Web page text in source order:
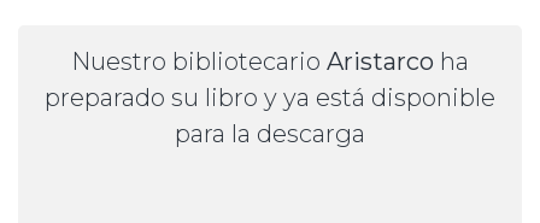
Nuestro bibliotecario Aristarco ha
preparado su libro y ya está disponible
para la descarga